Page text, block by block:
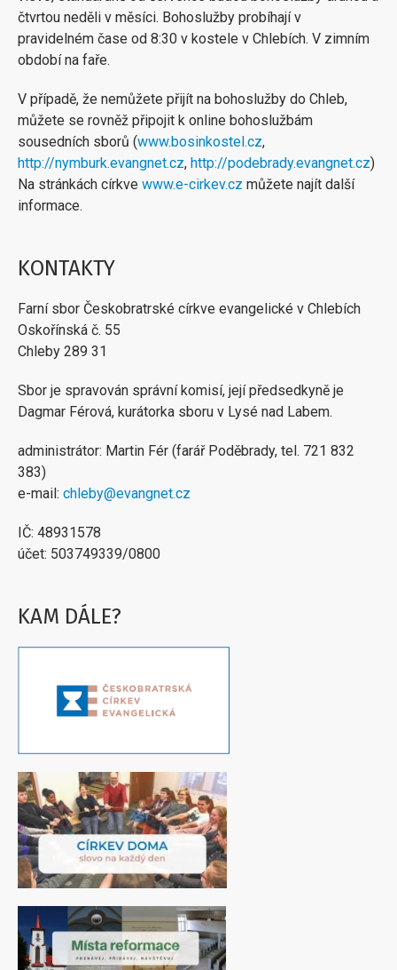
čtvrtou neděli v měsíci. Bohoslužby probíhají v
pravidelném čase od 8:30 v kostele v Chlebích. V zimním
období na faře.
V případě, že nemůžete přijít na bohoslužby do Chleb,
můžete se rovněž připojit k online bohoslužbám
sousedních sborů (www.bosinkostel.cz,
http://nymburk.evangnet.cz, http://podebrady.evangnet.cz)
Na stránkách církve www.e-cirkev.cz můžete najít další
informace.
KONTAKTY
Farní sbor Českobratrské církve evangelické v Chlebích
Oskořínská č. 55
Chleby 289 31
Sbor je spravován správní komisí, její předsedkyně je
Dagmar Férová, kurátorka sboru v Lysé nad Labem.
administrátor: Martin Fér (farář Poděbrady, tel. 721 832
383)
e-mail: chleby@evangnet.cz
IČ: 48931578
účet: 503749339/0800
KAM DÁLE?